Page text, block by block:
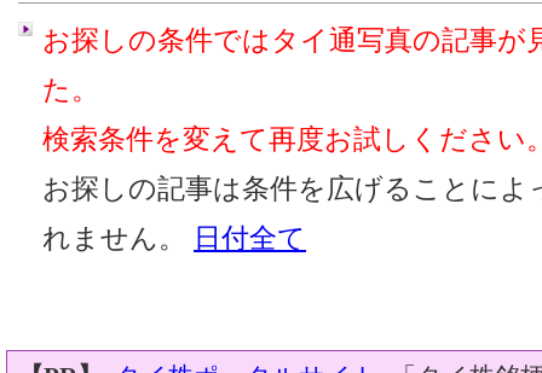
お探しの条件ではタイ通写真の記事が
た。
検索条件を変えて再度お試しください
お探しの記事は条件を広げることに
れません。
日付全て